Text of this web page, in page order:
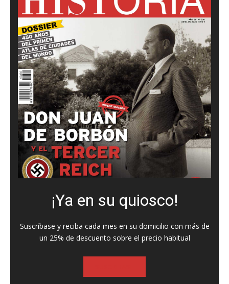
¡Ya en su quiosco!
Suscríbase y reciba cada mes en su domicilio con más de
un 25% de descuento sobre el precio habitual